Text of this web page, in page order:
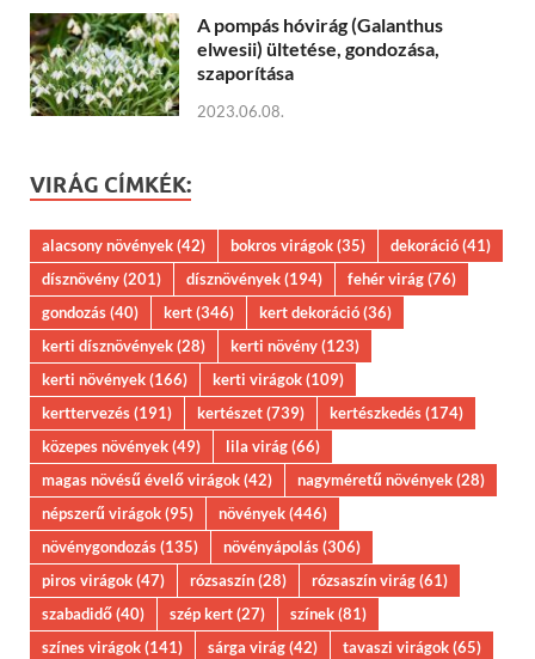
A pompás hóvirág (Galanthus
elwesii) ültetése, gondozása,
szaporítása
2023.06.08.
VIRÁG CÍMKÉK:
alacsony növények(42) bokros virágok(35) dekoráció(41)
dísznövény(201) dísznövények(194) fehér virág(76)
gondozás(40) kert(346) kert dekoráció(36)
kerti dísznövények(28) kerti növény(123)
kerti növények(166) kerti virágok(109)
kerttervezés(191) kertészet(739) kertészkedés(174)
közepes növények(49) lila virág(66)
magas növésű évelő virágok(42) nagyméretű növények(28)
népszerű virágok(95) növények(446)
növénygondozás(135) növényápolás(306)
piros virágok(47) rózsaszín(28) rózsaszín virág(61)
szabadidő(40) szép kert(27) színek(81)
színes virágok(141) sárga virág(42) tavaszi virágok(65)